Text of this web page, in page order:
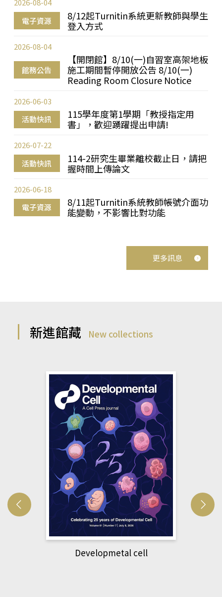
電子資源
8/12起Turnitin系統更新教師與學生
登入方式
2026-08-04
館務公告
【開閉館】8/10(一)自習室高架地板
施工期間暫停開放公告 8/10(一)
Reading Room Closure Notice
2026-08-04
活動快訊
115學年度第1學期「教授指定用
書」，歡迎踴躍提出申請!
2026-06-03
活動快訊
114-2研究生畢業離校截止日，請把
握時間上傳論文
2026-07-22
電子資源
8/11起Turnitin系統教師帳號介面功
能變動，不影響比對功能
2026-06-18
更多訊息
新進館藏 New collections
Developmetal cell